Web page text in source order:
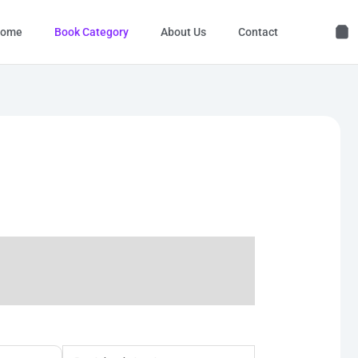
Book Category About Us Contact
Current